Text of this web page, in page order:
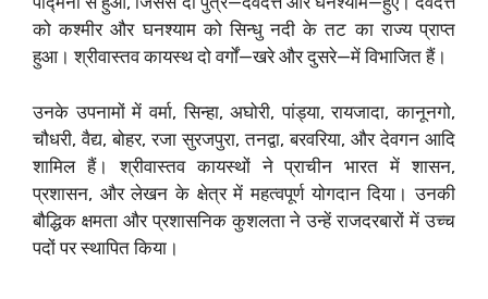
को कश्मीर और घनश्याम को सिन्धु नदी के तट का राज्य प्राप्त
हुआ। श्रीवास्तव कायस्थ दो वर्गों—खरे और दुसरे—में विभाजित हैं।
उनके उपनामों में वर्मा, सिन्हा, अघोरी, पांड्या, रायजादा, कानूनगो,
चौधरी, वैद्य, बोहर, रजा सुरजपुरा, तनद्वा, बरवरिया, और देवगन आदि
शामिल हैं। श्रीवास्तव कायस्थों ने प्राचीन भारत में शासन,
प्रशासन, और लेखन के क्षेत्र में महत्वपूर्ण योगदान दिया। उनकी
बौद्धिक क्षमता और प्रशासनिक कुशलता ने उन्हें राजदरबारों में उच्च
पदों पर स्थापित किया।